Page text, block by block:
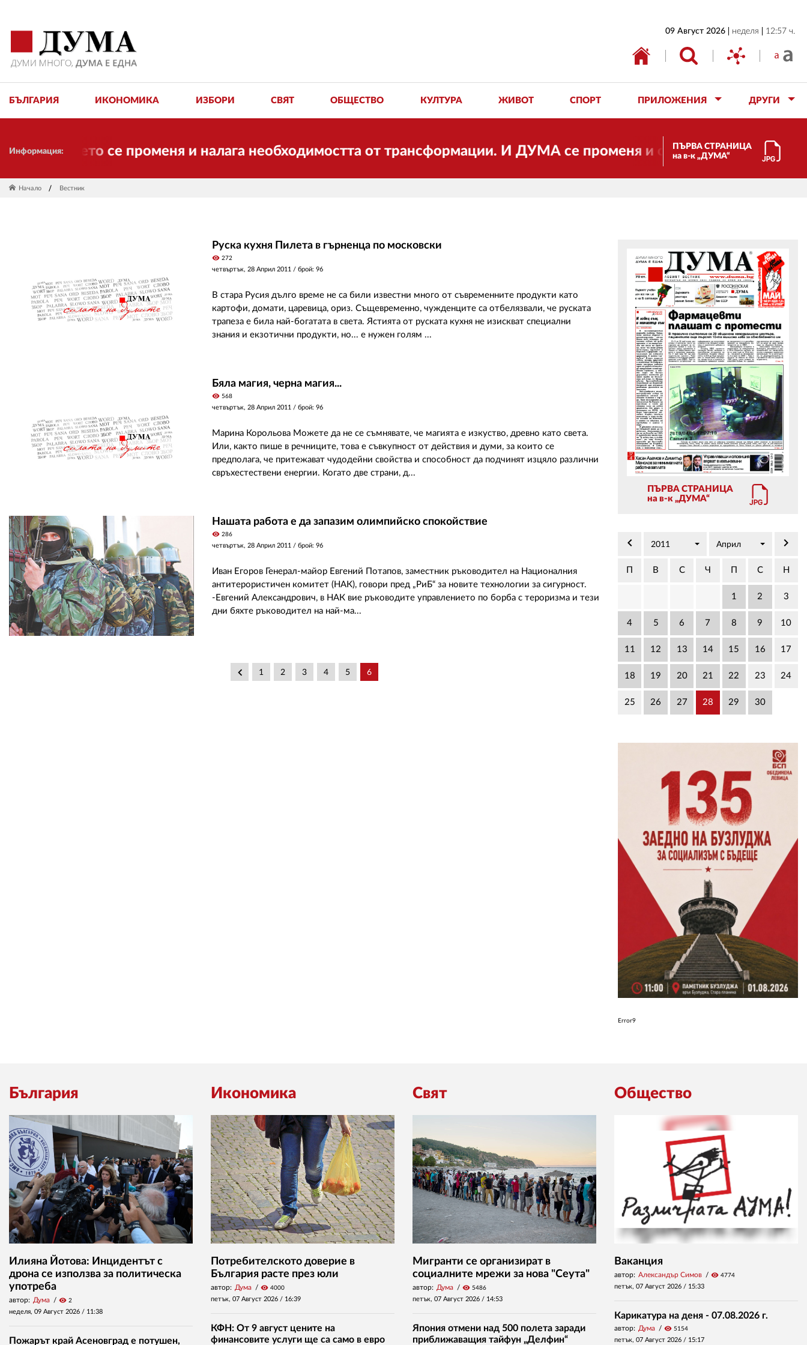
09 Август 2026 неделя 12:57 ч.
БЪЛГАРИЯ ИКОНОМИКА ИЗБОРИ СВЯТ ОБЩЕСТВО КУЛТУРА ЖИВОТ СПОРТ ПРИЛОЖЕНИЯ ДРУГИ
Информация:
Времето се променя и налага необходимостта от трансформации. И ДУМА се променя и става електронно
ПЪРВА СТРАНИЦА
на в-к „ДУМА“
Начало Вестник
Руска кухня Пилета в гърненца по московски
visibility 272
четвъртък, 28 Април 2011 / брой: 96
В стара Русия дълго време не са били известни много от съвременните продукти като
картофи, домати, царевица, ориз. Същевременно, чужденците са отбелязвали, че руската
трапеза е била най-богатата в света. Ястията от руската кухня не изискват специални
знания и екзотични продукти, но... е нужен голям ...
Бяла магия, черна магия...
visibility 568
четвъртък, 28 Април 2011 / брой: 96
Марина Корольова Можете да не се съмнявате, че магията е изкуство, древно като света.
Или, както пише в речниците, това е съвкупност от действия и думи, за които се
предполага, че притежават чудодейни свойства и способност да подчинят изцяло различни
свръхестествени енергии. Когато две страни, д...
Нашата работа е да запазим олимпийско спокойствие
visibility 286
четвъртък, 28 Април 2011 / брой: 96
Иван Егоров Генерал-майор Евгений Потапов, заместник ръководител на Националния
антитерористичен комитет (НАК), говори пред „РиБ“ за новите технологии за сигурност.
-Евгений Александрович, в НАК вие ръководите управлението по борба с тероризма и тези
дни бяхте ръководител на най-ма...
keyboard_arrow_left 1 2 3 4 5 6
ПЪРВА СТРАНИЦА
на в-к „ДУМА“
keyboard_arrow_left 2011 Април keyboard_arrow_right
П В С Ч П С Н
1 2 3
4 5 6 7 8 9 10
11 12 13 14 15 16 17
18 19 20 21 22 23 24
25 26 27 28 29 30
Error9
България
Илияна Йотова: Инцидентът с
дрона се използва за политическа
употреба
автор: Дума visibility 2
неделя, 09 Август 2026 / 11:38
Пожарът край Асеновград е потушен,
Икономика
Потребителското доверие в
България расте през юли
автор: Дума visibility 4000
петък, 07 Август 2026 / 16:39
КФН: От 9 август цените на
финансовите услуги ще са само в евро
Свят
Мигранти се организират в
социалните мрежи за нова "Сеута"
автор: Дума visibility 5486
петък, 07 Август 2026 / 14:53
Япония отмени над 500 полета заради
приближаващия тайфун „Делфин“
Общество
Ваканция
автор: Александър Симов visibility 4774
петък, 07 Август 2026 / 15:33
Карикатура на деня - 07.08.2026 г.
автор: Дума visibility 5154
петък, 07 Август 2026 / 15:17
ИКОНОМИКА
ОБЩЕСТВО
ДРУГИ
ЗА НАС
АВТОРИ
РЕДАКЦИЯ
КОНТАКТИ
РЕКЛАМА
АБОНАМЕНТ
УСЛОВИЯ ЗА ПОЛЗВАНЕ
ПОЛИТИКА ЗА БИСКВИТКИТЕ
ПОЛИТИКАТА ЗА
ПОВЕРИТЕЛНОСТ
02 975 20 35